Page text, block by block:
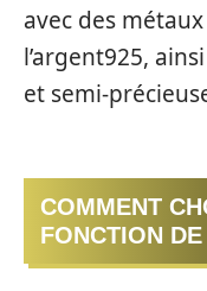
avec des
l’argent925,
et semi-
COMMENT
FONCTION